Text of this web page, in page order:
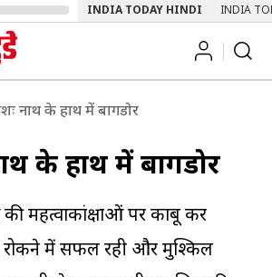
INDIA TODAY HINDI INDIA
नाथ के हाथ में बागडोर
के हाथ में बागडोर
महत्वाकांक्षाओं पर काबू कर
रोकने में सफल रही और मुश्किल